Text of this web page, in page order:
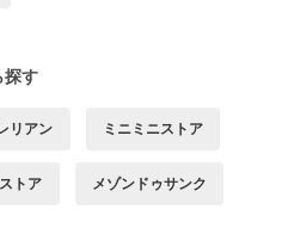
探す
リアン ミニミニストア
トア メゾンドゥサンク